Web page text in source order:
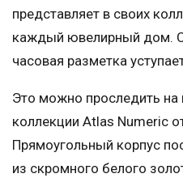
представляет в своих
каждый ювелирный дом.
часовая разметка
Это можно проследить на
коллекции Atlas Numeric
Прямоугольный корпус
из скромного белого